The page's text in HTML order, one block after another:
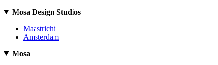
Mosa Design Studios
Maastricht
Amsterdam
Mosa